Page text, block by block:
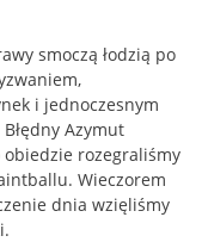
smoczą łodzią po
i jednoczesnym
Azymut
obiedzie rozegraliśmy
Wieczorem
dnia wzięliśmy